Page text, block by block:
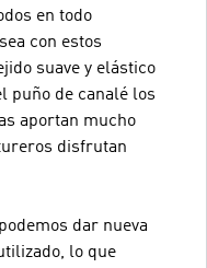
en todo
con estos
suave y elástico
puño de canalé los
aportan mucho
disfrutan
dar nueva
lo que